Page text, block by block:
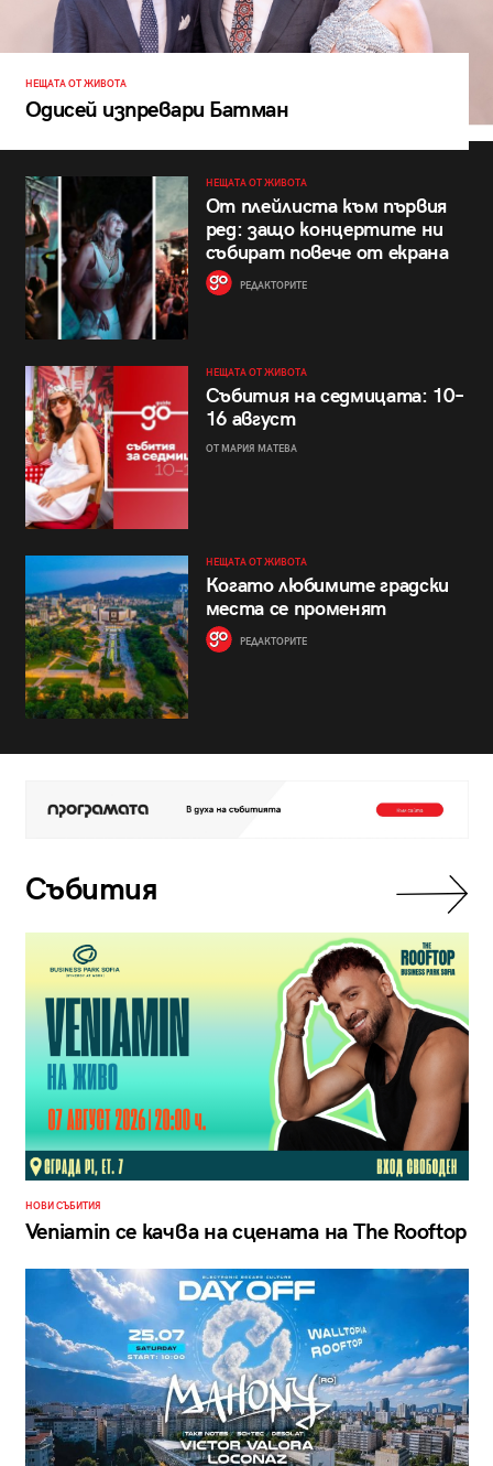
НЕЩАТА ОТ ЖИВОТА
Одисей изпревари Батман
НЕЩАТА ОТ ЖИВОТА
От плейлиста към първия
ред: защо концертите ни
събират повече от екрана
РЕДАКТОРИТЕ
НЕЩАТА ОТ ЖИВОТА
Събития на седмицата: 10–
16 август
ОТ МАРИЯ МАТЕВА
НЕЩАТА ОТ ЖИВОТА
Когато любимите градски
места се променят
РЕДАКТОРИТЕ
Събития
НОВИ СЪБИТИЯ
Veniamin се качва на сцената на The Rooftop